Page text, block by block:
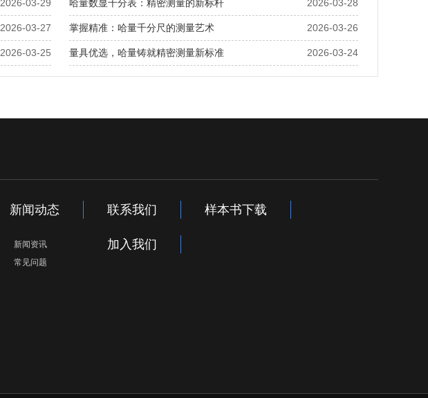
2026-03-29 2026-03-28
哈量数显千分表：精密测量的新标杆
2026-03-27 2026-03-26
掌握精准：哈量千分尺的测量艺术
2026-03-25 2026-03-24
量具优选，哈量铸就精密测量新标准
新闻动态
新闻资讯
常见问题
联系我们 样本书下载
加入我们